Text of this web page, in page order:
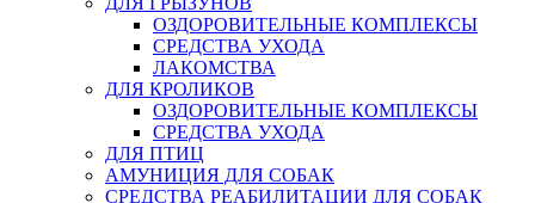
ОЗДОРОВИТЕЛЬНЫЕ КОМПЛЕКСЫ
СРЕДСТВА УХОДА
ЛАКОМСТВА
ДЛЯ КРОЛИКОВ
ОЗДОРОВИТЕЛЬНЫЕ КОМПЛЕКСЫ
СРЕДСТВА УХОДА
ДЛЯ ПТИЦ
АМУНИЦИЯ ДЛЯ СОБАК
СРЕДСТВА РЕАБИЛИТАЦИИ ДЛЯ СОБАК